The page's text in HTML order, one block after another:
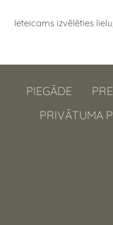
Ieteicams izvēlēties
PIEGĀDE
PRIVĀTUMA